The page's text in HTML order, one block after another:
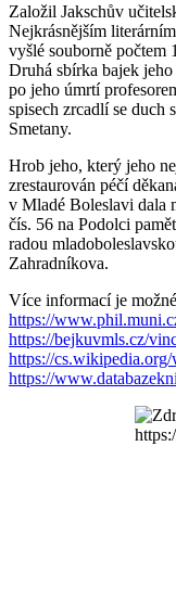
Založil Jakschův
Nejkrásnějším
vyšlé souborně počtem
Druhá sbírka bajek
po jeho úmrtí
spisech zrcadlí se duch
Smetany.
Hrob jeho, který jeho
zrestaurován péčí
v Mladé Boleslavi dala
čís. 56 na Podolci
radou
Zahradníkova.
Více informací je
https://
https://bejkuvmls.cz/
https://
https://